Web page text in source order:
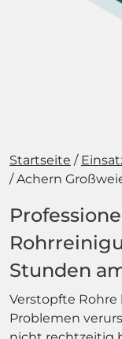
Startseite
Achern
Stunden
Verstopfte Rohre
Problemen